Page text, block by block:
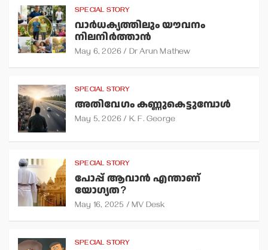
SPECIAL STORY
വാര്‍ധക്യത്തിലും യൗവനം
നിലനിര്‍ത്താന്‍
May 6, 2026 Dr Arun Mathew
SPECIAL STORY
അതിവേഗം കണ്ണുകെട്ടുമ്പോള്‍
May 5, 2026 K. F. George
SPECIAL STORY
പോപ്പ് ആവാന്‍ എന്താണ്
യോഗ്യത?
May 16, 2025 MV Desk
SPECIAL STORY